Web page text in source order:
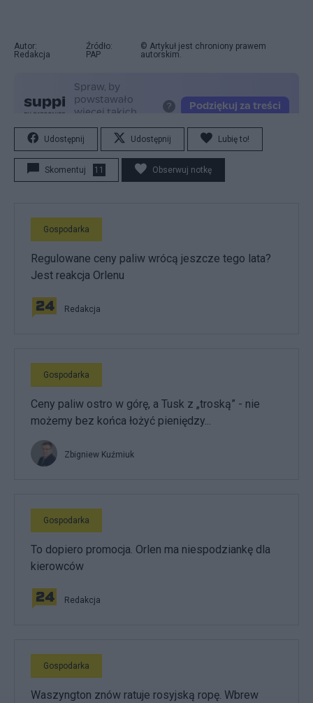
Autor:
Redakcja
Źródło:
PAP
© Artykuł jest chroniony prawem
autorskim.
Udostępnij Udostępnij Lubię to!
Skomentuj 11 Obserwuj notkę
Gospodarka
Regulowane ceny paliw wrócą jeszcze tego lata?
Jest reakcja Orlenu
Redakcja
Gospodarka
Ceny paliw ostro w górę, a Tusk z „troską” - nie
możemy bez końca łożyć pieniędzy...
Zbigniew Kuźmiuk
Gospodarka
To dopiero promocja. Orlen ma niespodziankę dla
kierowców
Redakcja
Gospodarka
Waszyngton znów ratuje rosyjską ropę. Wbrew